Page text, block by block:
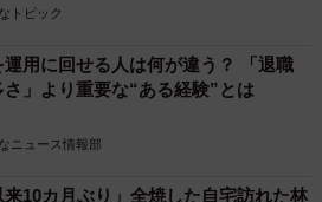
トピック
運用に回せる人は何が違う？ 「退職
」より重要な“ある経験”とは
ニュース情報部
来10カ月ぶり」全焼した自宅訪れた林